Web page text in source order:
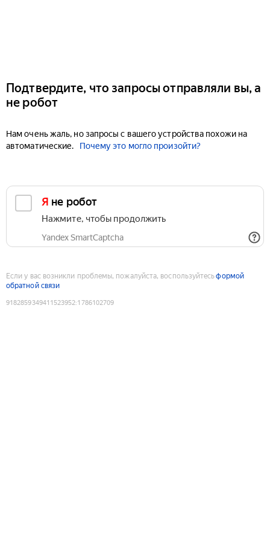
Подтвердите, что запросы отправляли вы, а
не робот
Нам очень жаль, но запросы с вашего устройства похожи на
автоматические.
Почему это могло произойти?
Я не робот
Нажмите, чтобы продолжить
Yandex SmartCaptcha
Если у вас возникли проблемы, пожалуйста, воспользуйтесьформой
обратной связи
9182859349411523952:1786102709